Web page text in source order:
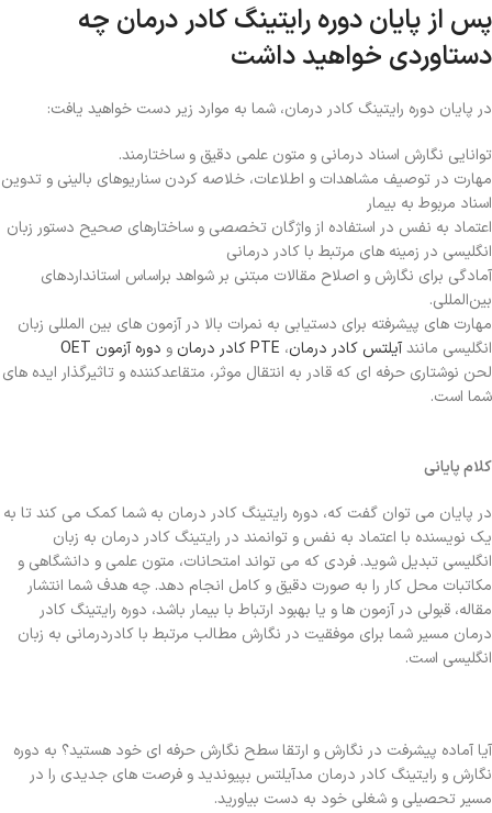
پس از پایان دوره رایتینگ کادر درمان چه
دستاوردی خواهید داشت
در پایان دوره رایتینگ کادر درمان، شما به موارد زیر دست خواهید یافت:
توانایی نگارش اسناد درمانی و متون علمی دقیق و ساختارمند.
مهارت در توصیف مشاهدات و اطلاعات، خلاصه کردن سناریوهای بالینی و تدوین
اسناد مربوط به بیمار
اعتماد به نفس در استفاده از واژگان تخصصی و ساختارهای صحیح دستور زبان
انگلیسی در زمینه‌ های مرتبط با کادر درمانی
آمادگی برای نگارش و اصلاح مقالات مبتنی بر شواهد براساس استانداردهای
بین‌المللی.
مهارت‌ های پیشرفته برای دستیابی به نمرات بالا در آزمون‌ های بین‌ المللی زبان
انگلیسی مانندآیلتس کادر درمان، PTE کادر درمان و دوره آزمون OET
لحن نوشتاری حرفه‌ ای که قادر به انتقال موثر، متقاعدکننده و تاثیرگذار ایده‌ های
شما است.
کلام پایانی
در پایان می توان گفت که، دوره رایتینگ کادر درمان به شما کمک می‌ کند تا به
یک نویسنده با اعتماد به نفس و توانمند در رایتینگ کادر درمان به زبان
انگلیسی تبدیل شوید. فردی که می‌ تواند امتحانات، متون علمی و دانشگاهی و
مکاتبات محل کار را به صورت دقیق و کامل انجام دهد. چه هدف شما انتشار
مقاله، قبولی در آزمون ها و یا بهبود ارتباط با بیمار باشد، دوره رایتینگ کادر
درمان مسیر شما برای موفقیت در نگارش مطالب مرتبط با کادردرمانی به زبان
انگلیسی است.
آیا آماده پیشرفت در نگارش و ارتقا سطح نگارش حرفه ای خود هستید؟ به دوره
نگارش و رایتینگ کادر درمان مدآیلتس بپیوندید و فرصت‌ های جدیدی را در
مسیر تحصیلی و شغلی خود به دست بیاورید.